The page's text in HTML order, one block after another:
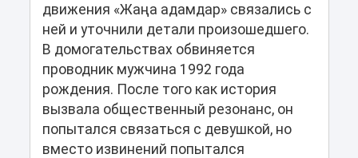
движения «Жаңа адамдар» связались с
ней и уточнили детали произошедшего.
В домогательствах обвиняется
проводник мужчина 1992 года
рождения. После того как история
вызвала общественный резонанс, он
попытался связаться с девушкой, но
вместо извинений попытался